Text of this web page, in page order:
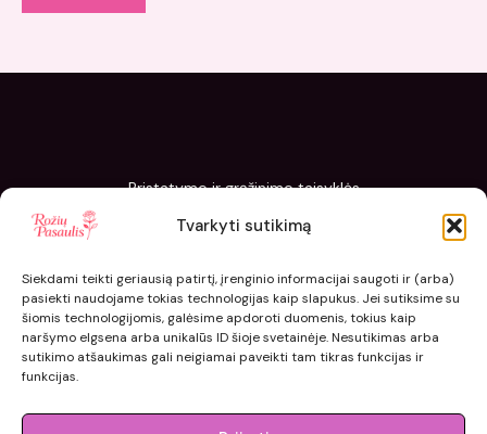
Tvarkyti sutikimą
Siekdami teikti geriausią patirtį, įrenginio informacijai saugoti ir (arba)
pasiekti naudojame tokias technologijas kaip slapukus. Jei sutiksime su
šiomis technologijomis, galėsime apdoroti duomenis, tokius kaip
naršymo elgsena arba unikalūs ID šioje svetainėje. Nesutikimas arba
sutikimo atšaukimas gali neigiamai paveikti tam tikras funkcijas ir
funkcijas.
Pristatymo ir grąžinimo taisyklės
Slapukų politika